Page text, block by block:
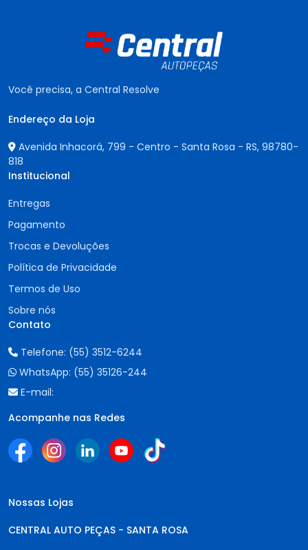
Você precisa, a Central Resolve
Endereço da Loja
Avenida Inhacorá, 799 - Centro - Santa Rosa - RS, 98780-
818
Institucional
Entregas
Pagamento
Trocas e Devoluções
Política de Privacidade
Termos de Uso
Sobre nós
Contato
Telefone: (55) 3512-6244
WhatsApp: (55) 35126-244
E-mail:
Acompanhe nas Redes
Nossas Lojas
CENTRAL AUTO PEÇAS - SANTA ROSA